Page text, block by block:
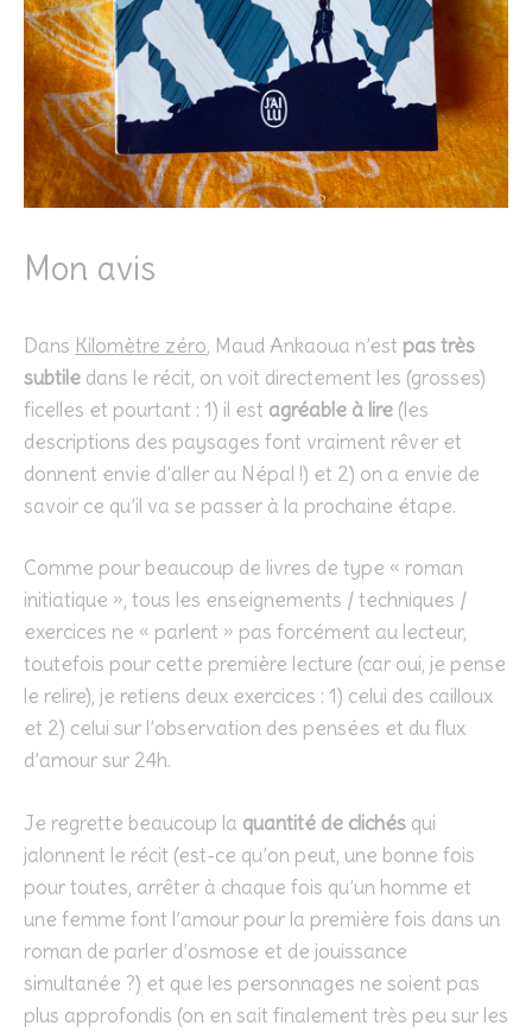
Mon avis
Dans Kilomètre zéro, Maud Ankaoua n’est pas très
subtile dans le récit, on voit directement les (grosses)
ficelles et pourtant : 1) il est agréable à lire (les
descriptions des paysages font vraiment rêver et
donnent envie d’aller au Népal !) et 2) on a envie de
savoir ce qu’il va se passer à la prochaine étape.
Comme pour beaucoup de livres de type « roman
initiatique », tous les enseignements / techniques /
exercices ne « parlent » pas forcément au lecteur,
toutefois pour cette première lecture (car oui, je pense
le relire), je retiens deux exercices : 1) celui des cailloux
et 2) celui sur l’observation des pensées et du flux
d’amour sur 24h.
Je regrette beaucoup la quantité de clichés qui
jalonnent le récit (est-ce qu’on peut, une bonne fois
pour toutes, arrêter à chaque fois qu’un homme et
une femme font l’amour pour la première fois dans un
roman de parler d’osmose et de jouissance
simultanée ?) et que les personnages ne soient pas
plus approfondis (on en sait finalement très peu sur les